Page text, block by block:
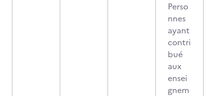
Perso
nnes
ayant
contri
bué
aux
ensei
gnem